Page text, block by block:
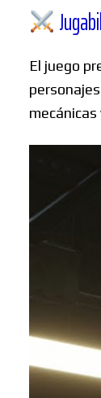
El juego